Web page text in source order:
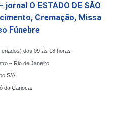
jornal O ESTADO DE SÃO
Cremação, Missa
Fúnebre
das 09 às 18 horas
– Rio de Janeiro
S/A
da Carioca.